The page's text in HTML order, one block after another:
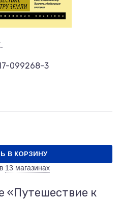
099268-3
В КОРЗИНУ
13 магазинах
«Путешествие к